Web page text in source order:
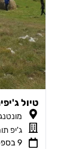
טיול
ג'יפ
9 בספטמבר, 2026